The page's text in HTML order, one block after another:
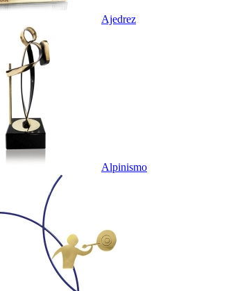
Ajedrez
Alpinismo